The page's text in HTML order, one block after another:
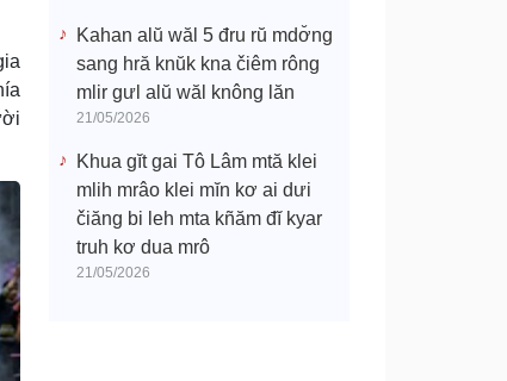
Kahan alŭ wăl 5 đru rŭ mdơ̆ng
sang hră knŭk kna čiêm rông
mlir gưl alŭ wăl knông lăn
21/05/2026
Khua gĭt gai Tô Lâm mtă klei
mlih mrâo klei mĭn kơ ai dưi
čiăng bi leh mta kñăm đĭ kyar
truh kơ dua mrô
21/05/2026